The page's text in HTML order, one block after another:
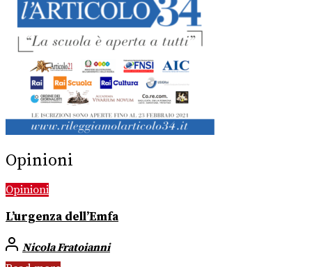
Opinioni
Opinioni
L’urgenza dell’Emfa
Nicola Fratoianni